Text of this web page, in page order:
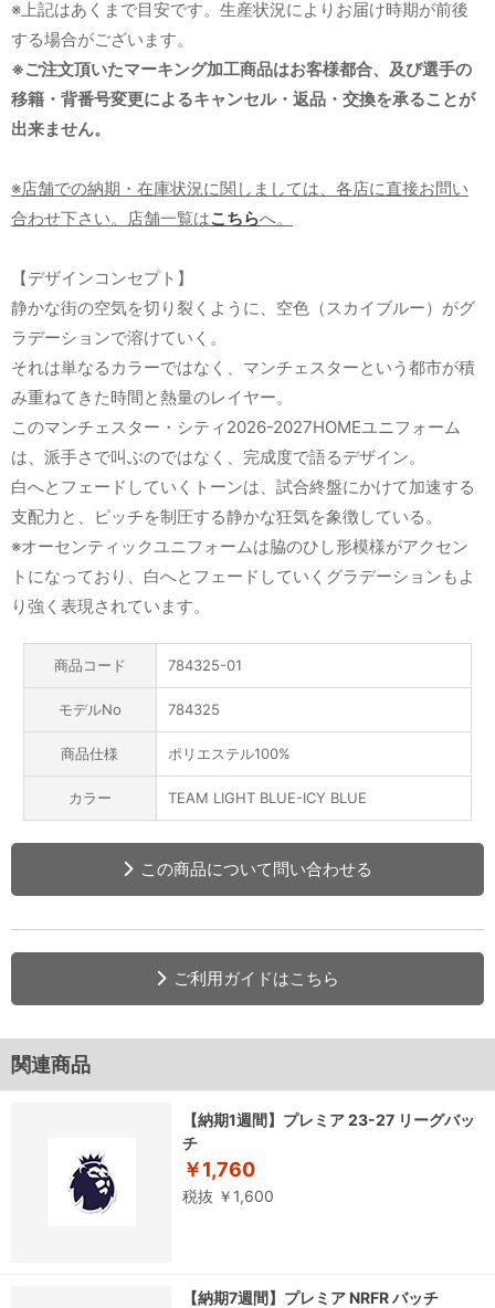
※上記はあくまで目安です。生産状況によりお届け時期が前後
する場合がございます。
※ご注文頂いたマーキング加工商品はお客様都合、及び選手の
移籍・背番号変更によるキャンセル・返品・交換を承ることが
出来ません。
※店舗での納期・在庫状況に関しましては、各店に直接お問い
合わせ下さい。店舗一覧はこちらへ。
【デザインコンセプト】
静かな街の空気を切り裂くように、空色（スカイブルー）がグ
ラデーションで溶けていく。
それは単なるカラーではなく、マンチェスターという都市が積
み重ねてきた時間と熱量のレイヤー。
このマンチェスター・シティ2026-2027HOMEユニフォーム
は、派手さで叫ぶのではなく、完成度で語るデザイン。
白へとフェードしていくトーンは、試合終盤にかけて加速する
支配力と、ピッチを制圧する静かな狂気を象徴している。
※オーセンティックユニフォームは脇のひし形模様がアクセン
トになっており、白へとフェードしていくグラデーションもよ
り強く表現されています。
商品コード 784325-01
モデルNo 784325
商品仕様 ポリエステル100%
カラー TEAM LIGHT BLUE-ICY BLUE
この商品について問い合わせる
ご利用ガイドはこちら
関連商品
【納期1週間】プレミア 23-27 リーグバッ
チ
￥1,760
税抜 ￥1,600
【納期7週間】プレミア NRFR バッチ